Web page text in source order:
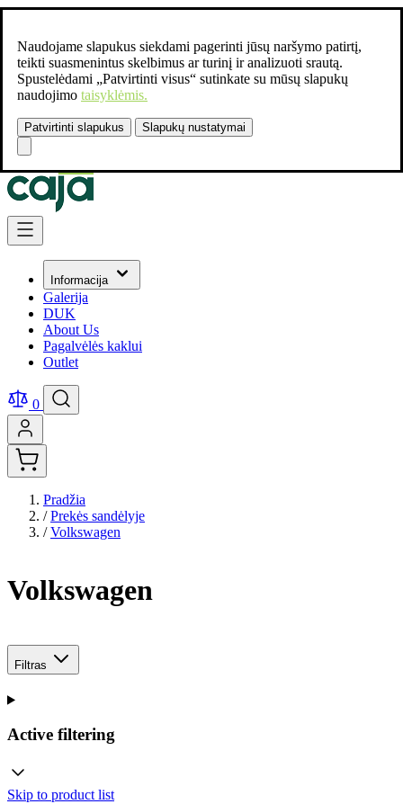
Naudojame slapukus siekdami pagerinti jūsų naršymo patirtį,
teikti suasmenintus skelbimus ar turinį ir analizuoti srautą.
Spustelėdami „Patvirtinti visus“ sutinkate su mūsų slapukų
naudojimo taisyklėmis.
Patvirtinti slapukus Slapukų nustatymai
Susisiekite:
Skip to Content
Informacija
Galerija
DUK
About Us
Pagalvėlės kaklui
Outlet
0
Pradžia
/ Prekės sandėlyje
/ Volkswagen
Volkswagen
Filtras
Active filtering
Skip to product list